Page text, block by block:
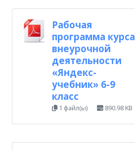
Рабочая
программа курса
внеурочной
деятельности
«Яндекс-
учебник» 6-9
класс
1 файл(ы) 890.98 KB